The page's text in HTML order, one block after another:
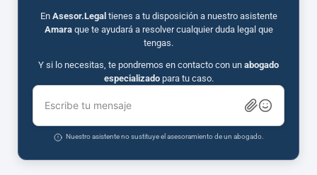
En Asesor.Legal tienes a tu disposición a nuestro asistente
Amaraque te ayudará a resolver cualquier duda legal que
tengas.
Y si lo necesitas, te pondremos en contacto con un abogado
especializadopara tu caso.
Escribe tu mensaje
Nuestro asistente no sustituye el asesoramiento de un abogado.